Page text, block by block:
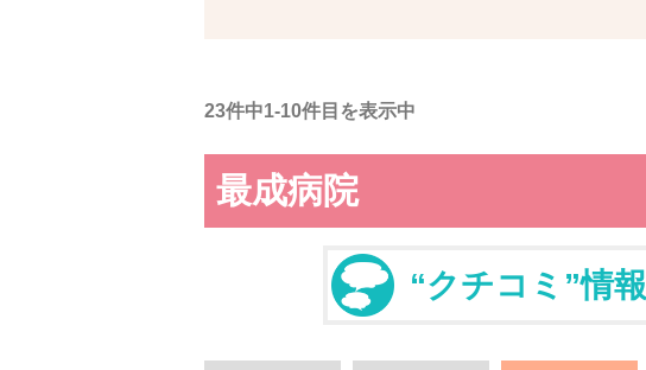
23件中1-10件目を表示中
最成病院
“クチコミ”情報